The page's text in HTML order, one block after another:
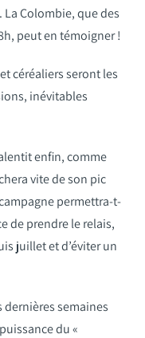
Colombie, que des
peut en témoigner !
céréaliers seront les
inévitables
enfin, comme
vite de son pic
permettra-t-
de prendre le relais,
juillet et d’éviter un
dernières semaines
du «